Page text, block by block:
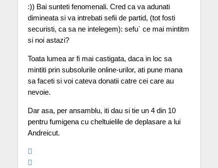
:)) Bai sunteti fenomenali. Cred ca va adunati
dimineata si va intrebati sefii de partid, (tot fosti
securisti, ca sa ne intelegem): sefu` ce mai mintitm
si noi astazi?
Toata lumea ar fi mai castigata, daca in loc sa
mintiti prin subsolurile online-urilor, ati pune mana
sa faceti si voi cateva donatii catre cei care au
nevoie.
Dar asa, per ansamblu, iti dau si tie un 4 din 10
pentru fumigena cu cheltuielile de deplasare a lui
Andreicut.